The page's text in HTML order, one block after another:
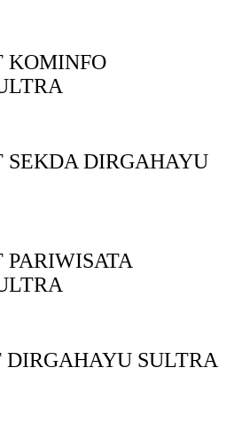
KOMINFO
SEKDA DIRGAHAYU
DIRGAHAYU SULTRA